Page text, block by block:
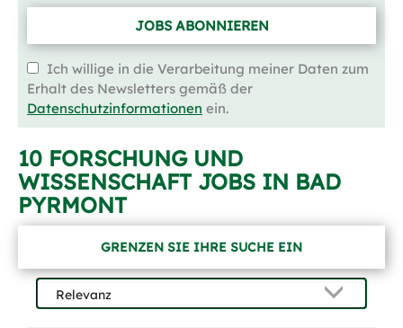
JOBS ABONNIEREN
Ich willige in die Verarbeitung meiner Daten zum
Erhalt des Newsletters gemäß der
Datenschutzinformationen ein.
10 FORSCHUNG UND
WISSENSCHAFT JOBS IN BAD
PYRMONT
GRENZEN SIE IHRE SUCHE EIN